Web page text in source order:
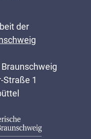
der
Straße 1